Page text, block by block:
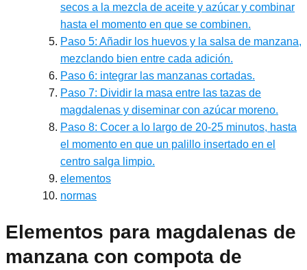
secos a la mezcla de aceite y azúcar y combinar
hasta el momento en que se combinen.
Paso 5: Añadir los huevos y la salsa de manzana,
mezclando bien entre cada adición.
Paso 6: integrar las manzanas cortadas.
Paso 7: Dividir la masa entre las tazas de
magdalenas y diseminar con azúcar moreno.
Paso 8: Cocer a lo largo de 20-25 minutos, hasta
el momento en que un palillo insertado en el
centro salga limpio.
elementos
normas
Elementos para magdalenas de
manzana con compota de